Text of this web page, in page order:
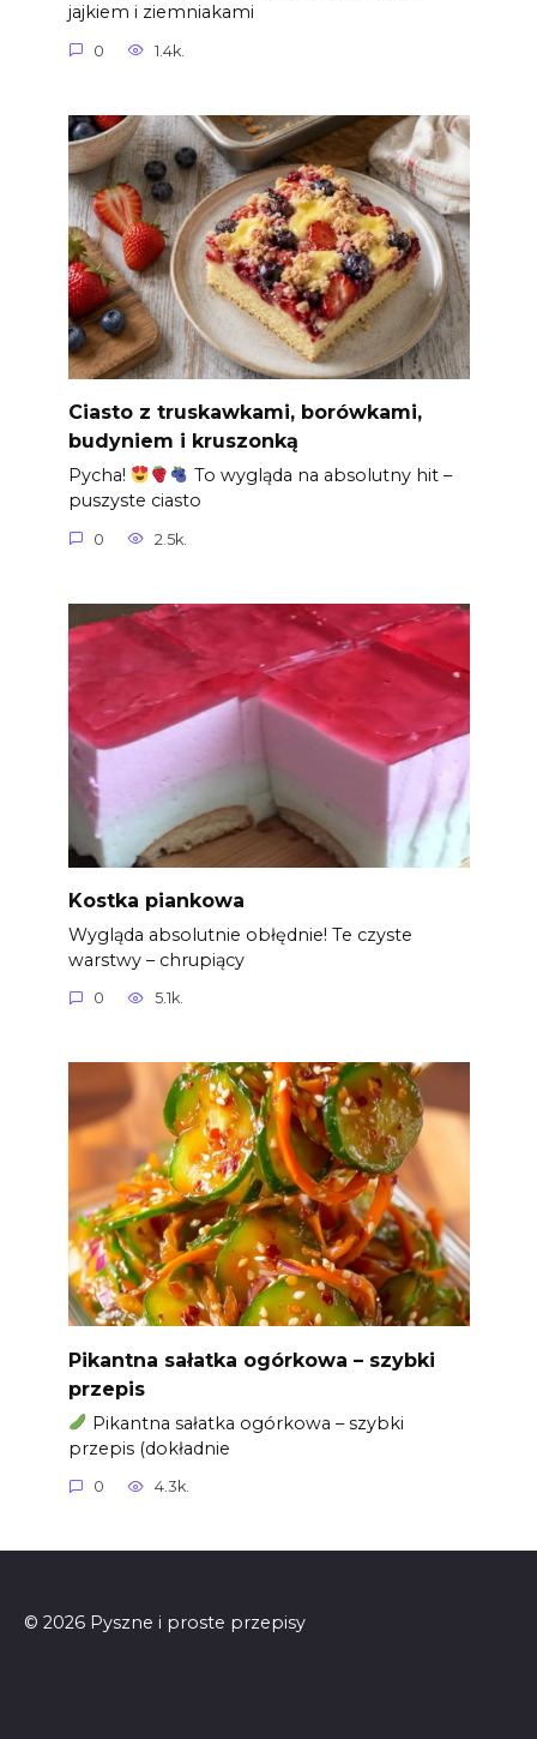
jajkiem i ziemniakami
0 1.4k.
Ciasto z truskawkami, borówkami,
budyniem i kruszonką
Pycha!
To wygląda na absolutny hit –
puszyste ciasto
0 2.5k.
Kostka piankowa
Wygląda absolutnie obłędnie! Te czyste
warstwy – chrupiący
0 5.1k.
Pikantna sałatka ogórkowa – szybki
przepis
Pikantna sałatka ogórkowa – szybki
przepis (dokładnie
0 4.3k.
© 2026 Pyszne i proste przepisy